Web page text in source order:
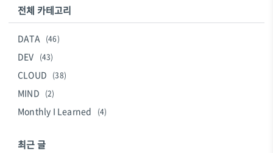
전체 카테고리
DATA (46)
DEV (43)
CLOUD (38)
MIND (2)
Monthly I Learned (4)
최근 글